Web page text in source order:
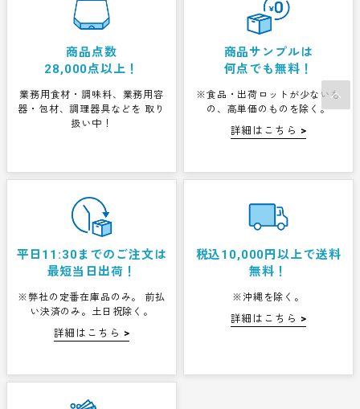
商品点数
28,000点以上！
業務用食材・調味料、業務用容
器・包材、調理器具などを 取り
扱い中！
商品サンプルは
何点でも無料！
※食品・出荷ロットが少ないも
の、高単価のものを除く。
詳細はこちら
平日11:30までのご注文は
最短当日出荷！
※弊社の定番在庫品のみ。
前払
い決済のみ。土日祝除く。
詳細はこちら
税込10,000円以上で送料
無料！
※沖縄を除く。
詳細はこちら